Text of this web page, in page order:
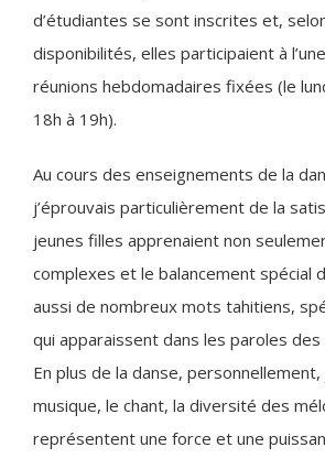
d’étudiantes se sont inscrites et,
disponibilités, elles participaient à
réunions hebdomadaires fixées (le
18h à 19h).
Au cours des enseignements de la
j’éprouvais particulièrement de la
jeunes filles apprenaient non
complexes et le balancement spécial
aussi de nombreux mots tahitiens,
qui apparaissent dans les paroles des
En plus de la danse, personnellement,
musique, le chant, la diversité des
représentent une force et une